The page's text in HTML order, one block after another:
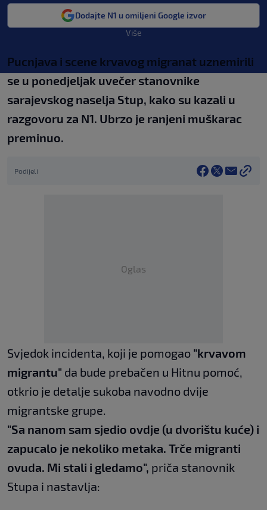
Dodajte N1 u omiljeni Google izvor
Više
Pucnjava i scene krvavog migranat uznemirili
se u ponedjeljak uvečer stanovnike
sarajevskog naselja Stup, kako su kazali u
razgovoru za N1. Ubrzo je ranjeni muškarac
preminuo.
Podijeli
Oglas
Svjedok incidenta, koji je pomogao "krvavom
migrantu" da bude prebačen u Hitnu pomoć,
otkrio je detalje sukoba navodno dvije
migrantske grupe.
"Sa nanom sam sjedio ovdje (u dvorištu kuće) i
zapucalo je nekoliko metaka. Trče migranti
ovuda. Mi stali i gledamo", priča stanovnik
Stupa i nastavlja: